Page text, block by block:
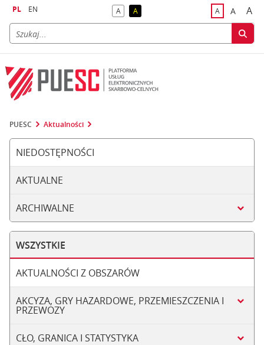
PL EN Akontrast domyślny
Akontrast żółty tekst na czarnym tle
Adomyślna
A A
PUESC Aktualności
NIEDOSTĘPNOŚCI
AKTUALNE
ARCHIWALNE
WSZYSTKIE
AKTUALNOŚCI Z OBSZARÓW
AKCYZA, GRY HAZARDOWE, PRZEMIESZCZENIA I
PRZEWOZY
CŁO, GRANICA I STATYSTYKA